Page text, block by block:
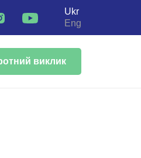
Ukr
Eng
виклик